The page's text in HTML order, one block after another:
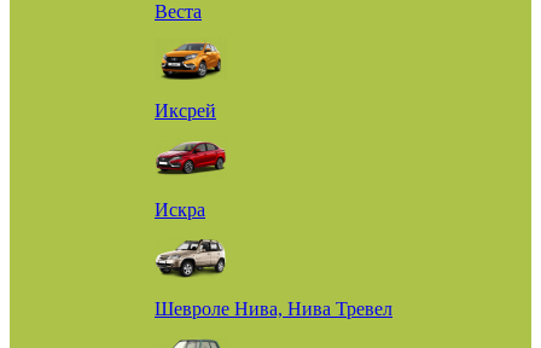
Веста
Иксрей
Искра
Шевроле Нива, Нива Тревел